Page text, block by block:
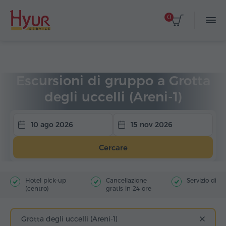
0
Escursioni di gruppo a Grotta
degli uccelli (Areni-1)
10 ago 2026 15 nov 2026
Cercare
Hotel pick-up
(centro)
Cancellazione
gratis in 24 ore
Servizio di
Grotta degli uccelli (Areni-1)